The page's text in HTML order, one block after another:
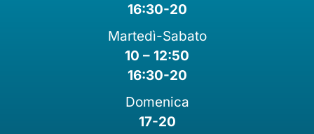
16:30-20
Martedì-Sabato
10 – 12:50
16:30-20
Domenica
17-20